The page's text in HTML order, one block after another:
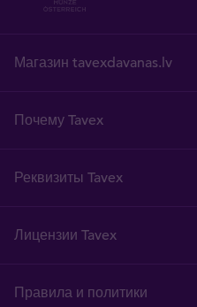
Магазин tavexdavanas.lv
Почему Tavex
Реквизиты Tavex
Лицензии Tavex
Правила и политики